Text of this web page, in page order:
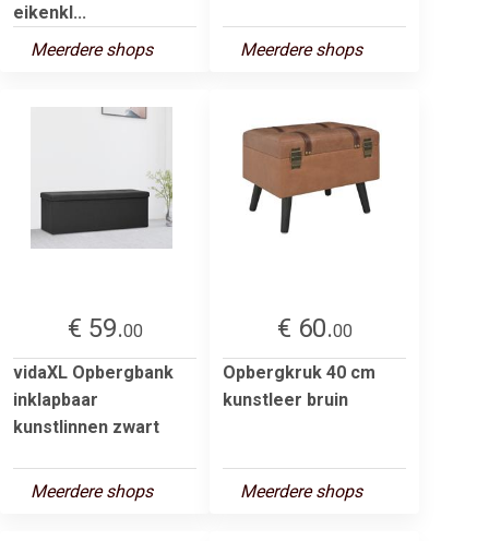
eikenkl...
Meerdere shops
Meerdere shops
€ 59.00
vidaXL Opbergbank
inklapbaar
kunstlinnen zwart
Meerdere shops
€ 60.00
Opbergkruk 40 cm
kunstleer bruin
Meerdere shops